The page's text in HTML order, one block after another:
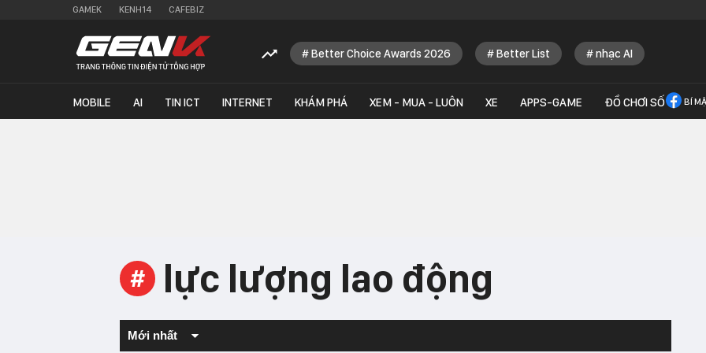
GAMEK KENH14 CAFEBIZ
Better Choice Awards 2026 Better List nhạc AI
MOBILE AI TIN ICT INTERNET KHÁM PHÁ XEM - MUA - LUÔN XE APPS-GAME ĐỒ CHƠI SỐ BÍ
# lực lượng lao động
Mới nhất